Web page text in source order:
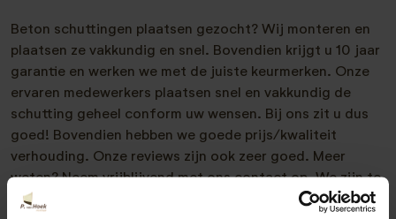
Beton schuttingen plaatsen gezocht? Wij monteren en
plaatsen ze vakkundig en snel. Bovendien krijgt u 10 jaar
garantie en werken we met de juiste keurmerken. Onze
ervaren medewerkers plaatsen snel en vakkundig de
schutting geheel conform uw wensen. Bij ons zit u dus
goed! Bovendien hebben we goede prijs/kwaliteit
verhouding. Onze reviews zijn ook zeer goed. Meer
weten? Neem vrijblijvend met ons contact op. We zijn te
bereiken op 077- 206 5000 of via